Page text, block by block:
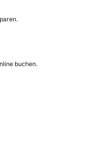
buchen.